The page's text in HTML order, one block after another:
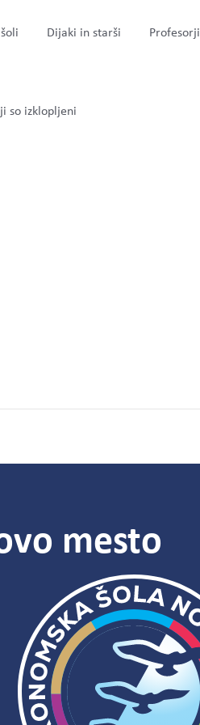
Dijaki in starši Profesorji
so izklopljeni
mesto